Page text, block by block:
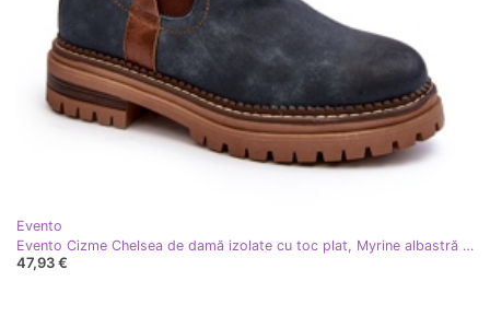
Evento
Evento Cizme Chelsea de damă izolate cu toc plat, Myrine albastră albastru
47,93 €